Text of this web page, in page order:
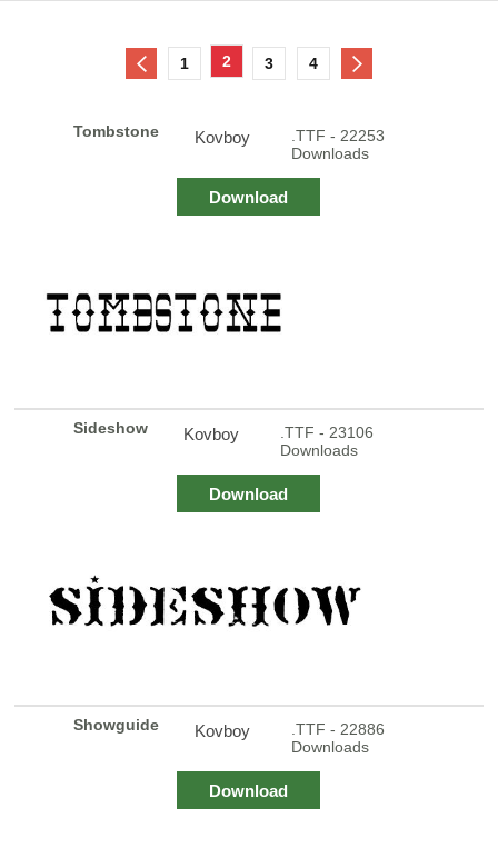
1 2 3 4
Tombstone Kovboy
.TTF - 22253
Downloads
Download
Sideshow Kovboy
.TTF - 23106
Downloads
Download
Showguide Kovboy
.TTF - 22886
Downloads
Download